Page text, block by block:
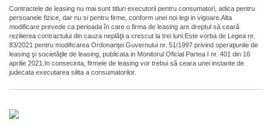
Contractele de leasing nu mai sunt titluri executorii pentru consumatori, adica pentru
persoanele fizice, dar nu si pentru firme, conform unei noi legi in vigoare.Alta
modificare prevede ca perioada în care o firma de leasing are dreptul să ceară
rezilierea contractului din cauza neplăţii a crescut la trei luni.Este vorba de Legea nr.
83/2021 pentru modificarea Ordonanţei Guvernului nr. 51/1997 privind operaţiunile de
leasing şi societăţile de leasing, publicata in Monitorul Oficial Partea I nr. 401 din 16
aprilie 2021.In consecinta, firmele de leasing vor trebui să ceara unei instante de
judecata executarea silita a consumatorilor.